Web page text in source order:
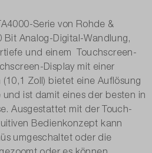
A, Déclenchement A
automatique,
A et B, Largeur, Timeout,
time/fall time, Serial Bus,
Serie von Rohde &
Analog-Digital-Wandlung,
und einem Touchscreen-
Display mit einer
Zoll) bietet eine Auflösung
ist damit eines der besten in
Ausgestattet mit der Touch-
Bedienkonzept kann
umgeschaltet oder die